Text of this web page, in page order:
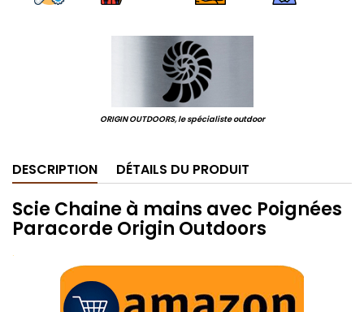
ORIGIN OUTDOORS, le spécialiste outdoor
DESCRIPTION DÉTAILS DU PRODUIT
Scie Chaine à mains avec Poignées
Paracorde Origin Outdoors
.